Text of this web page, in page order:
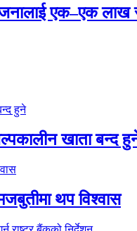
एक–एक
खाता बन्द
थप विश्वास